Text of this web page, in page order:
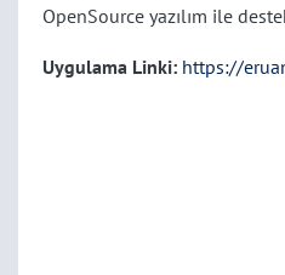
OpenSource yazılım ile
Uygulama Linki: https://